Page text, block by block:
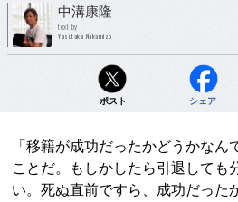
中溝康隆
text by
Yasutaka Nakamizo
ポスト シェア
「移籍が成功だったかどうかなん
ことだ。もしかしたら引退しても
い。死ぬ直前ですら、成功だった